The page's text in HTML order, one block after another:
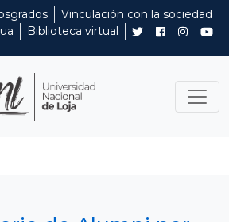
Vinculación con la sociedad
Biblioteca virtual